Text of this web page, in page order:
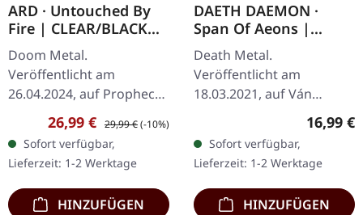
ARD · Untouched By
Fire | CLEAR/BLACK
MARBLED LP
Doom Metal.
Veröffentlicht am
26.04.2024, auf Prophecy
Productions. Gatefold-LP
(transparent/schwarz
marmoriertes "Embers of
the Kingdom Clear"…
Verkaufspreis:
26,99 € Regulärer Preis:
29,99 €(-10%)
Sofort verfügbar,
Lieferzeit: 1-2 Werktage
HINZUFÜGEN
DAETH DAEMON ·
Span Of Aeons |
DIGIPAK 2CD
Death Metal.
Veröffentlicht am
18.03.2021, auf Ván
Records. Doppel-CD im
DigiPack im Schuber mit
12-seitigem Booklet,
limitiert auf 500…
16,99 €
Sofort verfügbar,
Lieferzeit: 1-2 Werktage
HINZUFÜGEN